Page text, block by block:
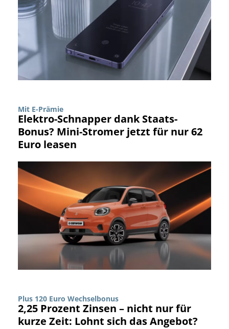
Mit E-Prämie
Elektro-Schnapper dank Staats-
Bonus? Mini-Stromer jetzt für nur 62
Euro leasen
Plus 120 Euro Wechselbonus
2,25 Prozent Zinsen – nicht nur für
kurze Zeit: Lohnt sich das Angebot?